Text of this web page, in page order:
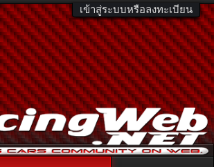
เข้าสู่ระบบหรือลงทะเบียน